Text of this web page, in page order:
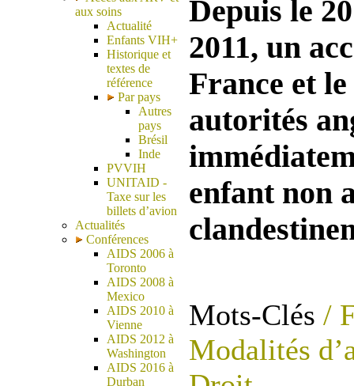
aux soins
Actualité
Enfants VIH+
Historique et
textes de
référence
Par pays
Autres
pays
Brésil
Inde
PVVIH
UNITAID -
Taxe sur les
billets d’avion
Actualités
Conférences
AIDS 2006 à
Toronto
AIDS 2008 à
Mexico
AIDS 2010 à
Vienne
AIDS 2012 à
Washington
AIDS 2016 à
Durban
Depuis le
2011, un
France et
autorités
enfant non
Mots-Clés /
Modalités